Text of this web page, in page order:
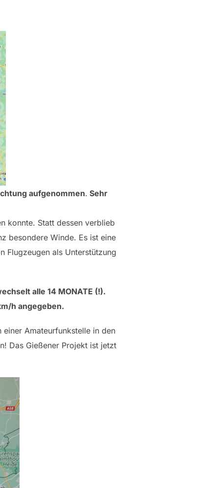
aufgenommen. Sehr
konnte. Statt dessen verblieb
besondere Winde. Es ist eine
Flugzeugen als Unterstützung
alle 14 MONATE (!).
h angegeben.
Amateurfunkstelle in den
Das Gießener Projekt ist jetzt